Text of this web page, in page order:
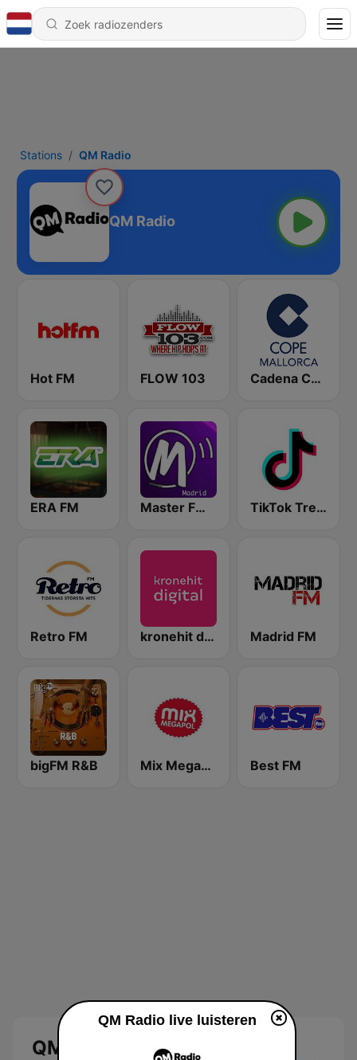
Stations QM Radio
QM Radio
Hot FM FLOW 103 Cadena COPE Mallorca
ERA FM Master FM Madrid TikTok Trending from YouRadio
Retro FM kronehit digital Madrid FM
bigFM R&B Mix Megapol Best FM
QM Radio
QM Radio live luisteren